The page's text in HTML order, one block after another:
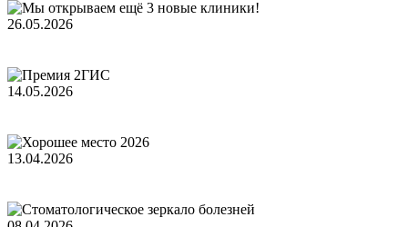
26.05.2026
14.05.2026
13.04.2026